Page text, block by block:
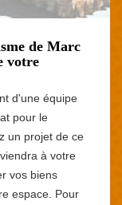
de Marc
votre
d'une équipe
pour le
un projet de ce
à votre
vos biens
espace. Pour